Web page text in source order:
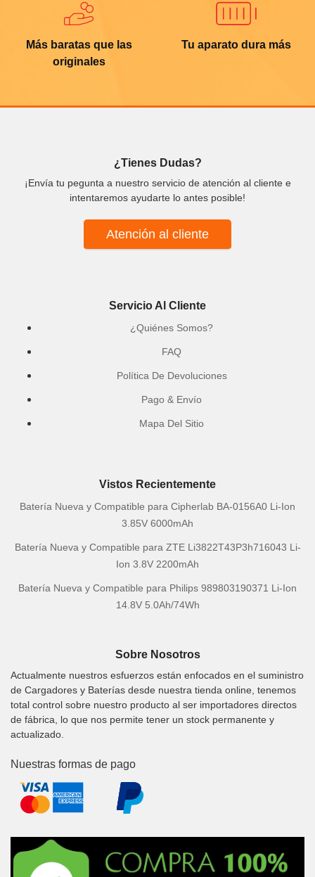
Más baratas que las
originales
Tu aparato dura más
¿Tienes Dudas?
¡Envía tu pegunta a nuestro servicio de atención al cliente e
intentaremos ayudarte lo antes posible!
Atención al cliente
Servicio Al Cliente
¿Quiénes Somos?
FAQ
Política De Devoluciones
Pago & Envío
Mapa Del Sitio
Vistos Recientemente
Batería Nueva y Compatible para Cipherlab BA-0156A0 Li-Ion
3.85V 6000mAh
Batería Nueva y Compatible para ZTE Li3822T43P3h716043 Li-
Ion 3.8V 2200mAh
Batería Nueva y Compatible para Philips 989803190371 Li-Ion
14.8V 5.0Ah/74Wh
Sobre Nosotros
Actualmente nuestros esfuerzos están enfocados en el suministro
de Cargadores y Baterías desde nuestra tienda online, tenemos
total control sobre nuestro producto al ser importadores directos
de fábrica, lo que nos permite tener un stock permanente y
actualizado.
Nuestras formas de pago